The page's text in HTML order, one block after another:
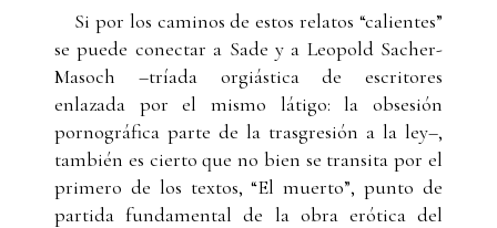
Si por los caminos de estos relatos “calientes”
se puede conectar a Sade y a Leopold Sacher-
Masoch –tríada orgiástica de escritores
enlazada por el mismo látigo: la obsesión
pornográfica parte de la trasgresión a la ley–,
también es cierto que no bien se transita por el
primero de los textos, “El muerto”, punto de
partida fundamental de la obra erótica del